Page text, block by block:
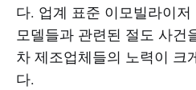
다. 업계 표준 이모빌라이
모델들과 관련된 절도 사건
차 제조업체들의 노력이 크
다.